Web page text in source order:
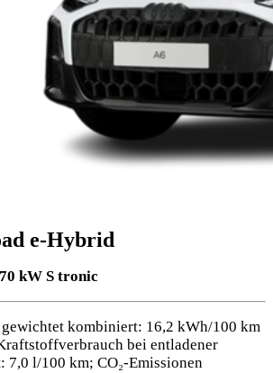
e-Hybrid
kW S tronic
kombiniert: 16,2 kWh/100 km
bei entladener
l/100 km; CO₂-Emissionen